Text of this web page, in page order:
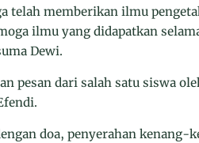
telah memberikan ilmu
ilmu yang didapatkan
Dewi.
pesan dari salah satu siswa
doa, penyerahan kenang-